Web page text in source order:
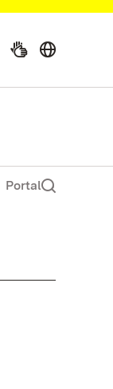
Portal